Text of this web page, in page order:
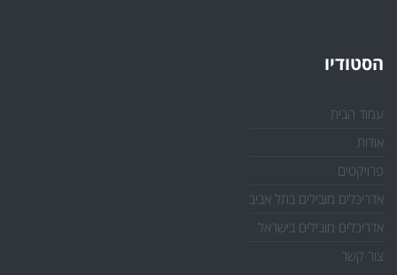
הסטודיו
עמוד הבית
אודות
פרויקטים
אדריכלים מובילים בתל אביב
אדריכלים מובילים בישראל
צור קשר